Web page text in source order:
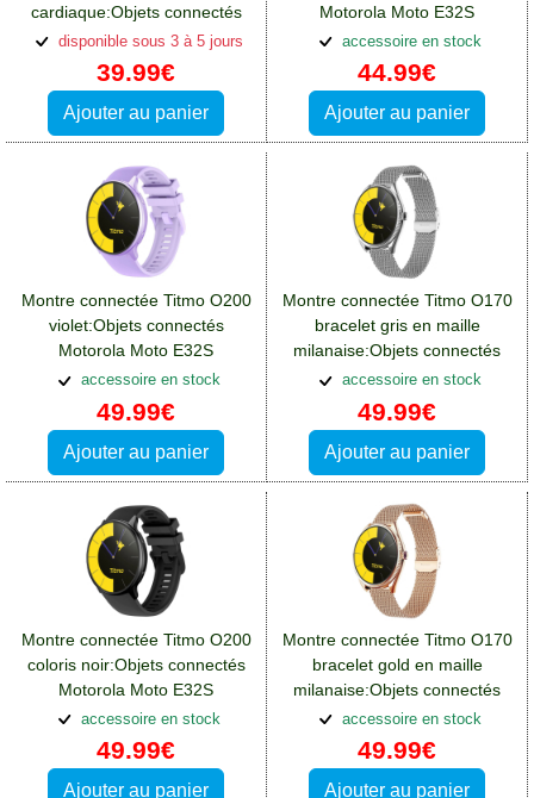
cardiaque:Objets connectés
Motorola Moto E32S
disponible sous 3 à 5 jours
39.99€
Ajouter au panier
Motorola Moto E32S
accessoire en stock
44.99€
Ajouter au panier
Montre connectée Titmo O200
violet:Objets connectés
Motorola Moto E32S
accessoire en stock
49.99€
Ajouter au panier
Montre connectée Titmo O170
bracelet gris en maille
milanaise:Objets connectés
Motorola Moto E32S
accessoire en stock
49.99€
Ajouter au panier
Montre connectée Titmo O200
coloris noir:Objets connectés
Motorola Moto E32S
accessoire en stock
49.99€
Ajouter au panier
Montre connectée Titmo O170
bracelet gold en maille
milanaise:Objets connectés
Motorola Moto E32S
accessoire en stock
49.99€
Ajouter au panier